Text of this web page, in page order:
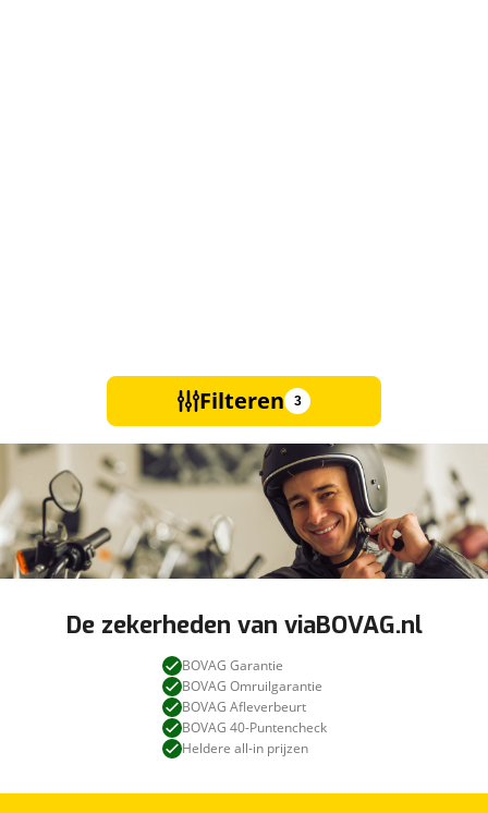
Filteren 3
De zekerheden van viaBOVAG.nl
BOVAG Garantie
BOVAG Omruilgarantie
BOVAG Afleverbeurt
BOVAG 40-Puntencheck
Heldere all-in prijzen